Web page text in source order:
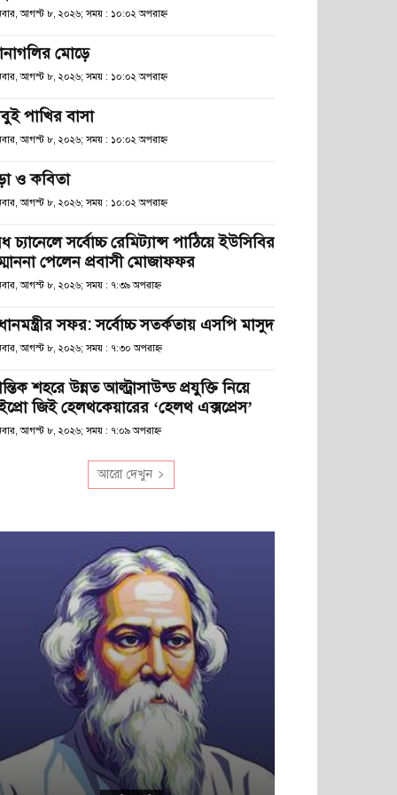
আগস্ট ৮, ২০২৬; সময় : ১০:০২ অপরাহ্ণ
মোড়ে
আগস্ট ৮, ২০২৬; সময় : ১০:০২ অপরাহ্ণ
পাখির বাসা
আগস্ট ৮, ২০২৬; সময় : ১০:০২ অপরাহ্ণ
ও কবিতা
আগস্ট ৮, ২০২৬; সময় : ১০:০২ অপরাহ্ণ
চ্যানেলে সর্বোচ্চ রেমিট্যান্স পাঠিয়ে ইউসিবির
পেলেন প্রবাসী মোজাফফর
আগস্ট ৮, ২০২৬; সময় : ৭:৩৯ অপরাহ্ণ
সফর: সর্বোচ্চ সতর্কতায় এসপি মাসুদ
আগস্ট ৮, ২০২৬; সময় : ৭:৩০ অপরাহ্ণ
শহরে উন্নত আল্ট্রাসাউন্ড প্রযুক্তি নিয়ে
জিই হেলথকেয়ারের ‘হেলথ এক্সপ্রেস’
আগস্ট ৮, ২০২৬; সময় : ৭:০৯ অপরাহ্ণ
আরো দেখুন